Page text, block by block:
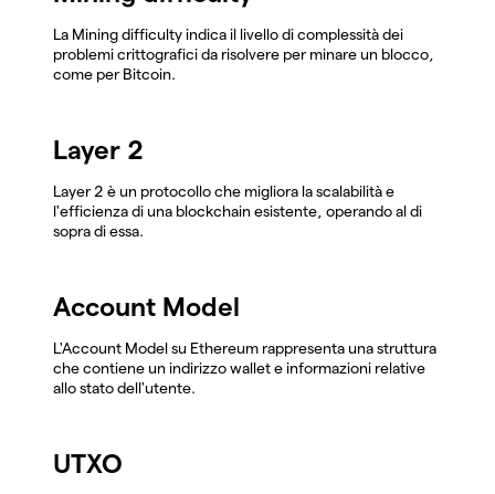
La Mining difficulty indica il livello di complessità dei
problemi crittografici da risolvere per minare un blocco,
come per Bitcoin.
Layer 2
Layer 2 è un protocollo che migliora la scalabilità e
l'efficienza di una blockchain esistente, operando al di
sopra di essa.
Account Model
L'Account Model su Ethereum rappresenta una struttura
che contiene un indirizzo wallet e informazioni relative
allo stato dell'utente.
UTXO